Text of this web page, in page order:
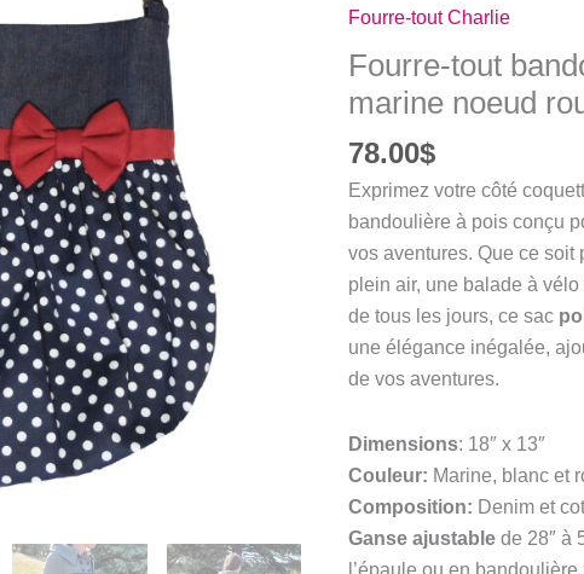
Fourre-tout Charlie
Fourre-tout
marine noeud
78.00$
Exprimez votre côté
bandoulière à pois conçu
vos aventures. Que ce soit
plein air, une balade à
de tous les jours, ce sac
une élégance inégalée,
de vos aventures.
Dimensions: 18″ x 13″
Couleur: Marine, blanc et
Composition: Denim et
Ganse ajustable de 28″ à
l’épaule ou en